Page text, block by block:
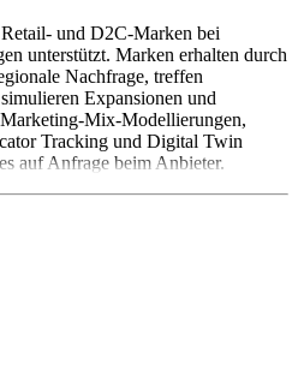
und D2C-Marken bei
unterstützt. Marken erhalten durch
Nachfrage, treffen
Expansionen und
Mix-Modellierungen,
Tracking und Digital Twin
auf Anfrage beim Anbieter.